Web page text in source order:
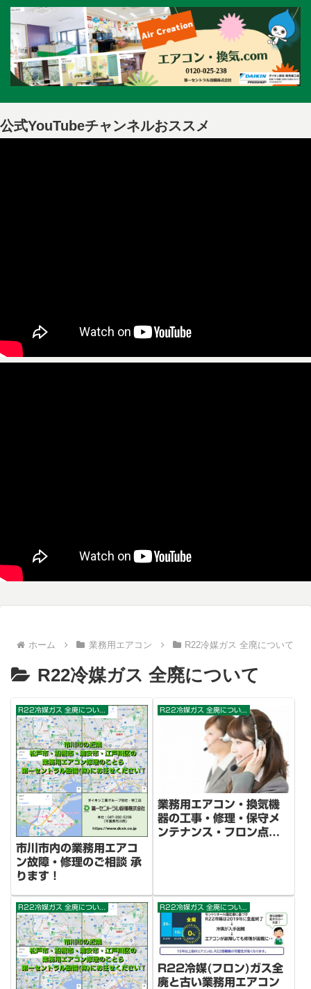
公式YouTubeチャンネルおススメ
ホーム 業務用エアコン R22冷媒ガス 全廃について
R22冷媒ガス 全廃について
R22冷媒ガス 全廃について
市川市内の業務用エアコ
ン故障・修理のご相談 承
ります！
R22冷媒ガス 全廃について
業務用エアコン・換気機
器の工事・修理・保守メ
ンテナンス・フロン点検
R22冷媒ガス 全廃について R22冷媒ガス 全廃について
R22冷媒(フロン)ガス全
廃と古い業務用エアコン